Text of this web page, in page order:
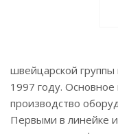
швейцарской группы
1997 году.
производство
Первыми в линейке